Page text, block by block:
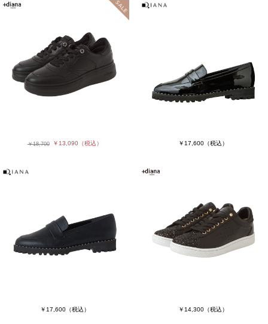
￥18,700 ￥13,090（税込） ￥17,600 （税込）
￥17,600（税込） ￥14,300 （税込）